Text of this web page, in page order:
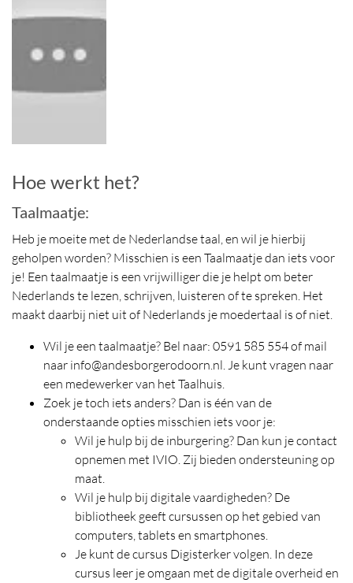
Hoe werkt het?
Taalmaatje:
Heb je moeite met de Nederlandse taal, en wil je hierbij
geholpen worden? Misschien is een Taalmaatje dan iets voor
je! Een taalmaatje is een vrijwilliger die je helpt om beter
Nederlands te lezen, schrijven, luisteren of te spreken. Het
maakt daarbij niet uit of Nederlands je moedertaal is of niet.
Wil je een taalmaatje? Bel naar: 0591 585 554 of mail
naar info@andesborgerodoorn.nl. Je kunt vragen naar
een medewerker van het Taalhuis.
Zoek je toch iets anders? Dan is één van de
onderstaande opties misschien iets voor je:
Wil je hulp bij de inburgering? Dan kun je contact
opnemen met IVIO. Zij bieden ondersteuning op
maat.
Wil je hulp bij digitale vaardigheden? De
bibliotheek geeft cursussen op het gebied van
computers, tablets en smartphones.
Je kunt de cursus Digisterker volgen. In deze
cursus leer je omgaan met de digitale overheid en